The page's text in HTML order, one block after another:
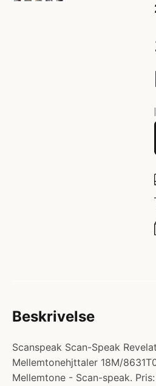
Beskrivelse
Scanspeak Scan-Speak
Mellemtonehjttaler 18M/
Mellemtone - Scan-speak.